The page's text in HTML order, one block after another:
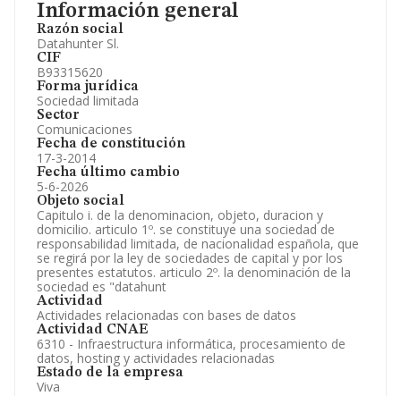
Información general
Razón social
Datahunter Sl.
CIF
B93315620
Forma jurídica
Sociedad limitada
Sector
Comunicaciones
Fecha de constitución
17-3-2014
Fecha último cambio
5-6-2026
Objeto social
Capitulo i. de la denominacion, objeto, duracion y
domicilio. articulo 1º. se constituye una sociedad de
responsabilidad limitada, de nacionalidad española, que
se regirá por la ley de sociedades de capital y por los
presentes estatutos. articulo 2º. la denominación de la
sociedad es "datahunt
Actividad
Actividades relacionadas con bases de datos
Actividad CNAE
6310 - Infraestructura informática, procesamiento de
datos, hosting y actividades relacionadas
Estado de la empresa
Viva